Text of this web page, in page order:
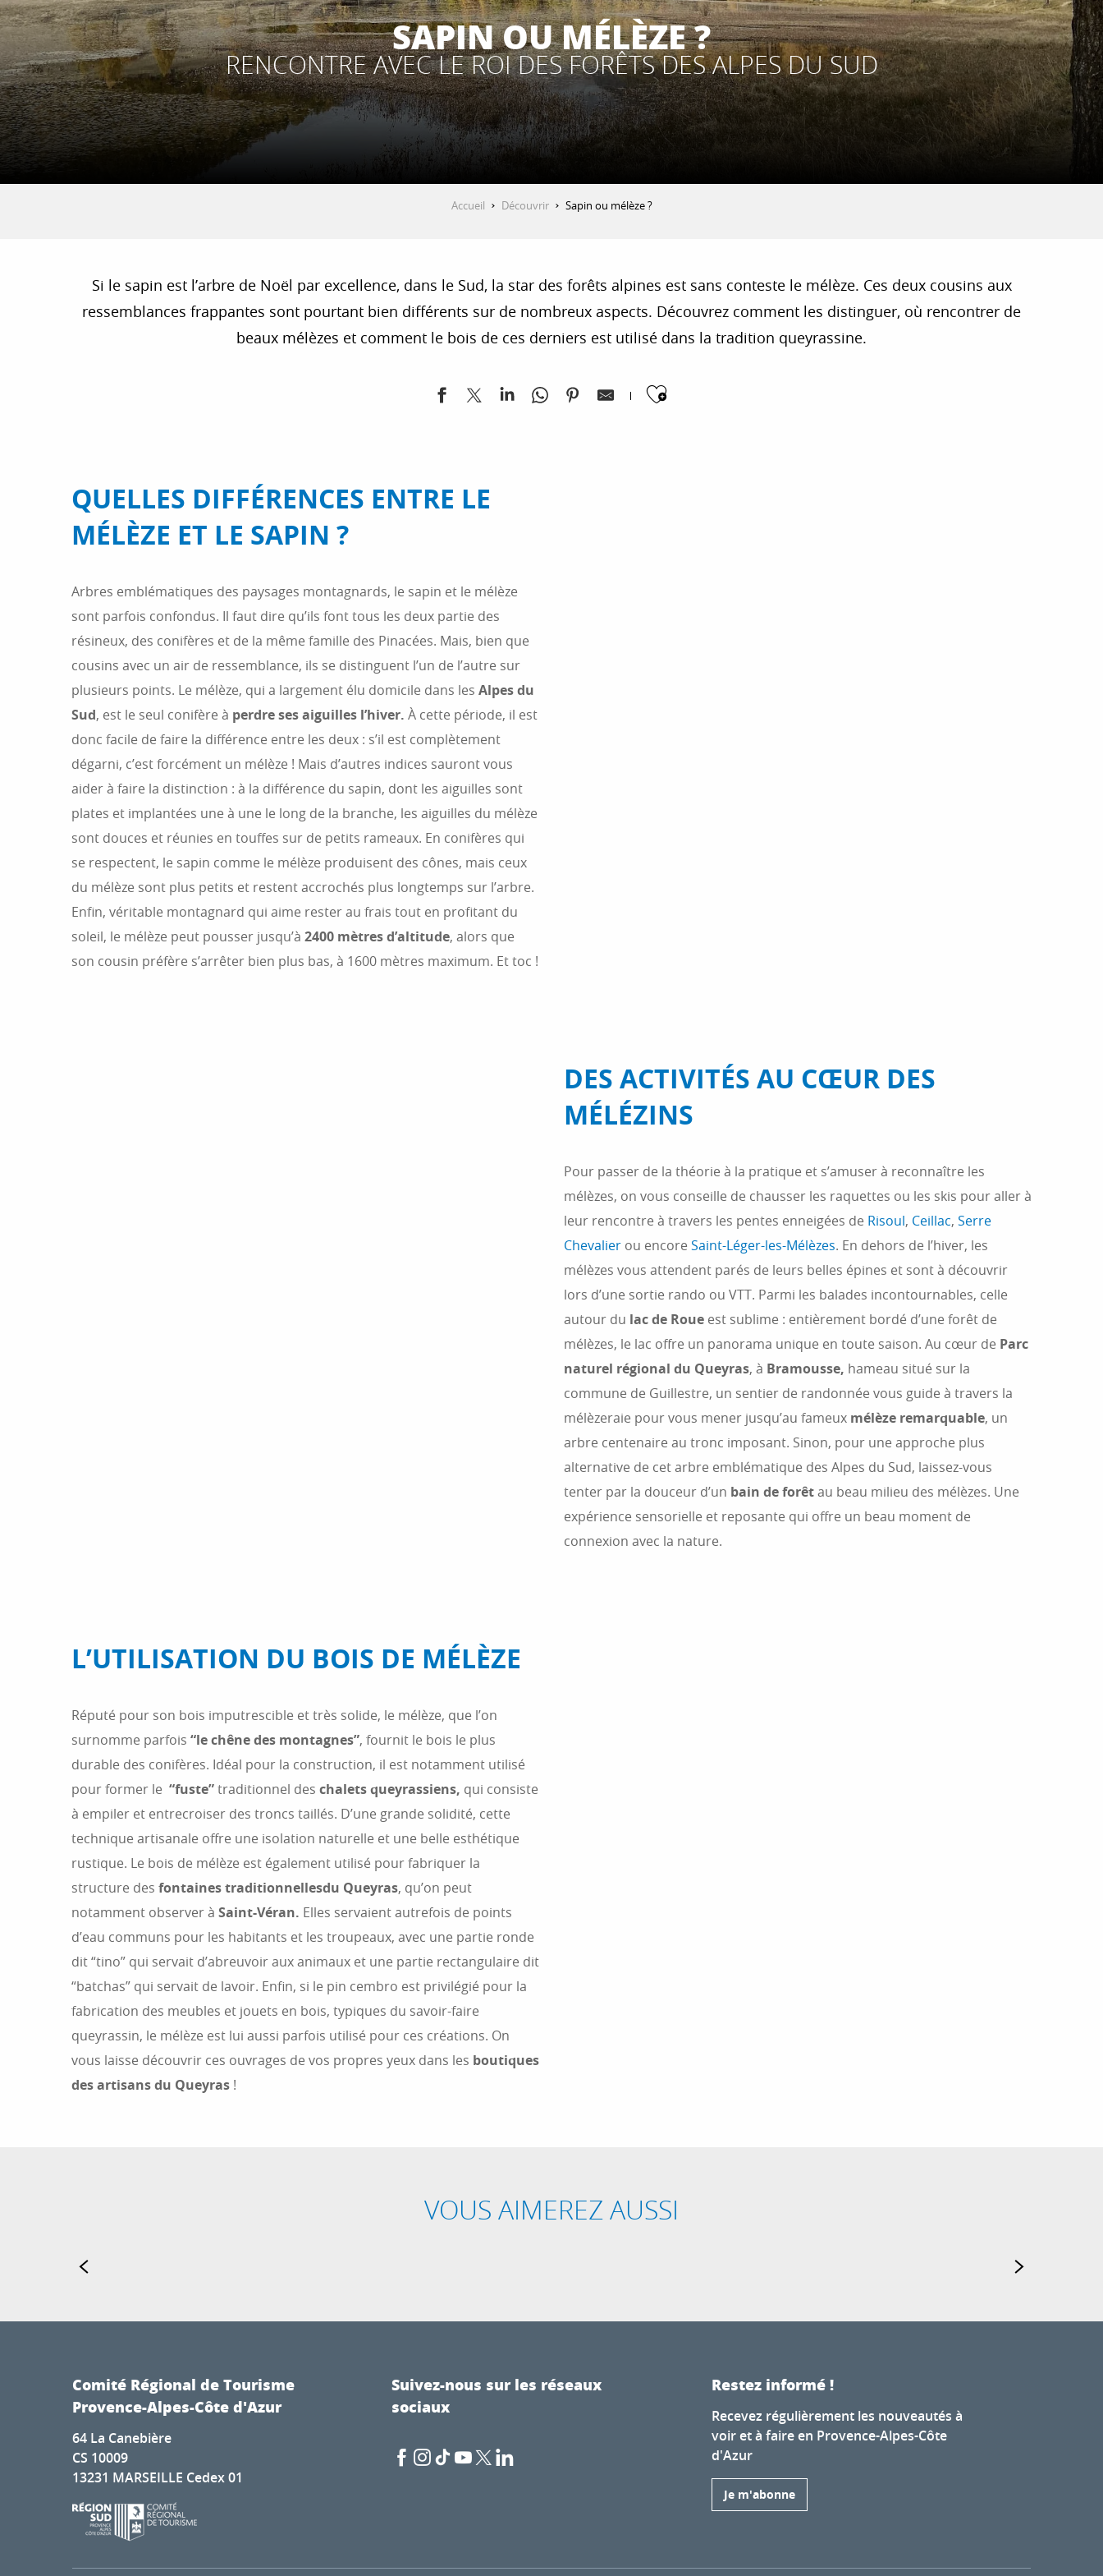
SAPIN OU MÉLÈZE ?
RENCONTRE AVEC LE ROI DES FORÊTS DES ALPES DU SUD
Accueil Découvrir Sapin ou mélèze ?
Si le sapin est l’arbre de Noël par excellence, dans le Sud, la star des forêts alpines est sans conteste le mélèze. Ces deux cousins aux
ressemblances frappantes sont pourtant bien différents sur de nombreux aspects. Découvrez comment les distinguer, où rencontrer de
beaux mélèzes et comment le bois de ces derniers est utilisé dans la tradition queyrassine.
Ajouter aux favoris
QUELLES DIFFÉRENCES ENTRE LE
MÉLÈZE ET LE SAPIN ?
Arbres emblématiques des paysages montagnards, le sapin et le mélèze
sont parfois confondus. Il faut dire qu’ils font tous les deux partie des
résineux, des conifères et de la même famille des Pinacées. Mais, bien que
cousins avec un air de ressemblance, ils se distinguent l’un de l’autre sur
plusieurs points. Le mélèze, qui a largement élu domicile dans les Alpes du
Sud, est le seul conifère à perdre ses aiguilles l’hiver. À cette période, il est
donc facile de faire la différence entre les deux : s’il est complètement
dégarni, c’est forcément un mélèze ! Mais d’autres indices sauront vous
aider à faire la distinction : à la différence du sapin, dont les aiguilles sont
plates et implantées une à une le long de la branche, les aiguilles du mélèze
sont douces et réunies en touffes sur de petits rameaux. En conifères qui
se respectent, le sapin comme le mélèze produisent des cônes, mais ceux
du mélèze sont plus petits et restent accrochés plus longtemps sur l’arbre.
Enfin, véritable montagnard qui aime rester au frais tout en profitant du
soleil, le mélèze peut pousser jusqu’à 2400 mètres d’altitude, alors que
son cousin préfère s’arrêter bien plus bas, à 1600 mètres maximum. Et toc !
DES ACTIVITÉS AU CŒUR DES
MÉLÉZINS
Pour passer de la théorie à la pratique et s’amuser à reconnaître les
mélèzes, on vous conseille de chausser les raquettes ou les skis pour aller à
leur rencontre à travers les pentes enneigées de Risoul, Ceillac, Serre
Chevalier ou encore Saint-Léger-les-Mélèzes. En dehors de l’hiver, les
mélèzes vous attendent parés de leurs belles épines et sont à découvrir
lors d’une sortie rando ou VTT. Parmi les balades incontournables, celle
autour du lac de Roue est sublime : entièrement bordé d’une forêt de
mélèzes, le lac offre un panorama unique en toute saison. Au cœur de Parc
naturel régional du Queyras, à Bramousse, hameau situé sur la
commune de Guillestre, un sentier de randonnée vous guide à travers la
mélèzeraie pour vous mener jusqu’au fameux mélèze remarquable, un
arbre centenaire au tronc imposant. Sinon, pour une approche plus
alternative de cet arbre emblématique des Alpes du Sud, laissez-vous
tenter par la douceur d’un bain de forêtau beau milieu des mélèzes. Une
expérience sensorielle et reposante qui offre un beau moment de
connexion avec la nature.
L’UTILISATION DU BOIS DE MÉLÈZE
Réputé pour son bois imputrescible et très solide, le mélèze, que l’on
surnomme parfois “le chêne des montagnes”, fournit le bois le plus
durable des conifères. Idéal pour la construction, il est notamment utilisé
pour former le “fuste”traditionnel des chalets queyrassiens, qui consiste
à empiler et entrecroiser des troncs taillés. D’une grande solidité, cette
technique artisanale offre une isolation naturelle et une belle esthétique
rustique. Le bois de mélèze est également utilisé pour fabriquer la
structure des fontaines traditionnellesdu Queyras, qu’on peut
notamment observer à Saint-Véran. Elles servaient autrefois de points
d’eau communs pour les habitants et les troupeaux, avec une partie ronde
dit “tino” qui servait d’abreuvoir aux animaux et une partie rectangulaire dit
“batchas” qui servait de lavoir. Enfin, si le pin cembro est privilégié pour la
fabrication des meubles et jouets en bois, typiques du savoir-faire
queyrassin, le mélèze est lui aussi parfois utilisé pour ces créations. On
vous laisse découvrir ces ouvrages de vos propres yeux dans les boutiques
des artisans du Queyras !
VOUS AIMEREZ AUSSI
Comité Régional de Tourisme
Provence-Alpes-Côte d'Azur
64 La Canebière
CS 10009
13231 MARSEILLE Cedex 01
Suivez-nous sur les réseaux
sociaux
Restez informé !
Recevez régulièrement les nouveautés à
voir et à faire en Provence-Alpes-Côte
d'Azur
Je m'abonne